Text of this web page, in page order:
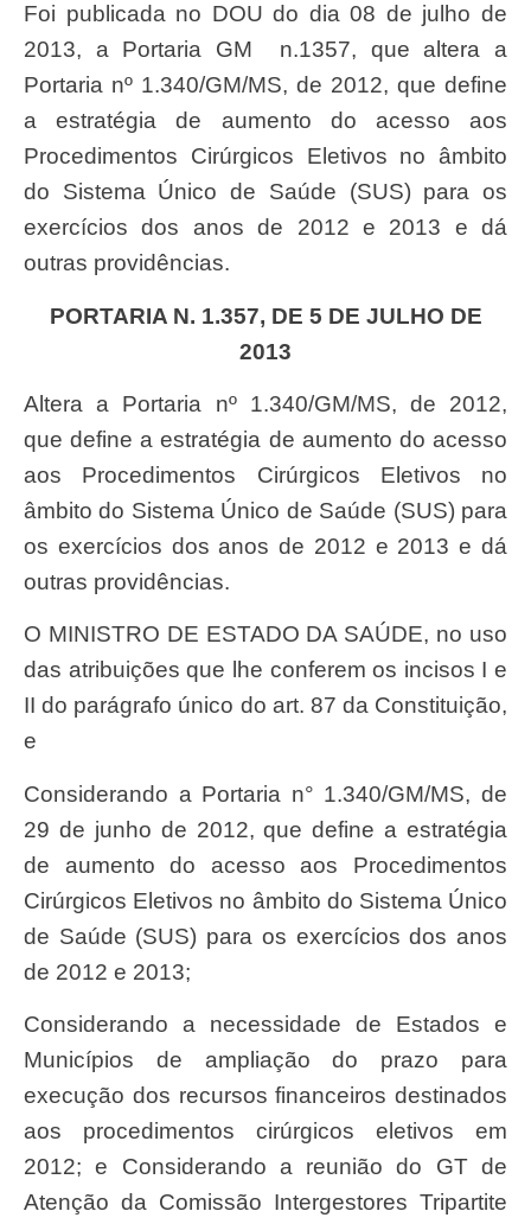
Foi publicada no DOU do dia 08 de julho de
2013, a Portaria GM n.1357, que altera a
Portaria nº 1.340/GM/MS, de 2012, que define
a estratégia de aumento do acesso aos
Procedimentos Cirúrgicos Eletivos no âmbito
do Sistema Único de Saúde (SUS) para os
exercícios dos anos de 2012 e 2013 e dá
outras providências.
PORTARIA N. 1.357, DE 5 DE JULHO DE
2013
Altera a Portaria nº 1.340/GM/MS, de 2012,
que define a estratégia de aumento do acesso
aos Procedimentos Cirúrgicos Eletivos no
âmbito do Sistema Único de Saúde (SUS) para
os exercícios dos anos de 2012 e 2013 e dá
outras providências.
O MINISTRO DE ESTADO DA SAÚDE, no uso
das atribuições que lhe conferem os incisos I e
II do parágrafo único do art. 87 da Constituição,
e
Considerando a Portaria n° 1.340/GM/MS, de
29 de junho de 2012, que define a estratégia
de aumento do acesso aos Procedimentos
Cirúrgicos Eletivos no âmbito do Sistema Único
de Saúde (SUS) para os exercícios dos anos
de 2012 e 2013;
Considerando a necessidade de Estados e
Municípios de ampliação do prazo para
execução dos recursos financeiros destinados
aos procedimentos cirúrgicos eletivos em
2012; e Considerando a reunião do GT de
Atenção da Comissão Intergestores Tripartite